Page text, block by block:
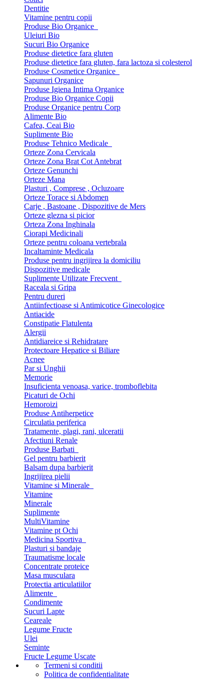
Dentitie
Vitamine pentru copii
Produse Bio Organice
Uleiuri Bio
Sucuri Bio Organice
Produse dietetice fara gluten
Produse dietetice fara gluten, fara lactoza si colesterol
Produse Cosmetice Organice
Sapunuri Organice
Produse Igiena Intima Organice
Produse Bio Organice Copii
Produse Organice pentru Corp
Alimente Bio
Cafea, Ceai Bio
Suplimente Bio
Produse Tehnico Medicale
Orteze Zona Cervicala
Orteze Zona Brat Cot Antebrat
Orteze Genunchi
Orteze Mana
Plasturi , Comprese , Ocluzoare
Orteze Torace si Abdomen
Carje , Bastoane , Dispozitive de Mers
Orteze glezna si picior
Orteza Zona Inghinala
Ciorapi Medicinali
Orteze pentru coloana vertebrala
Incaltaminte Medicala
Produse pentru ingrijirea la domiciliu
Dispozitive medicale
Suplimente Utilizate Frecvent
Raceala si Gripa
Pentru dureri
Antiinfectioase si Antimicotice Ginecologice
Antiacide
Constipatie Flatulenta
Alergii
Antidiareice si Rehidratare
Protectoare Hepatice si Biliare
Acnee
Par si Unghii
Memorie
Insuficienta venoasa, varice, tromboflebita
Picaturi de Ochi
Hemoroizi
Produse Antiherpetice
Circulatia periferica
Tratamente, plagi, rani, ulceratii
Afectiuni Renale
Produse Barbati
Gel pentru barbierit
Balsam dupa barbierit
Ingrijirea pielii
Vitamine si Minerale
Vitamine
Minerale
Suplimente
MultiVitamine
Vitamine pt Ochi
Medicina Sportiva
Plasturi si bandaje
Traumatisme locale
Concentrate proteice
Masa musculara
Protectia articulatiilor
Alimente
Condimente
Sucuri Lapte
Ceareale
Legume Fructe
Ulei
Seminte
Fructe Legume Uscate
Termeni si conditii
Politica de confidentialitate